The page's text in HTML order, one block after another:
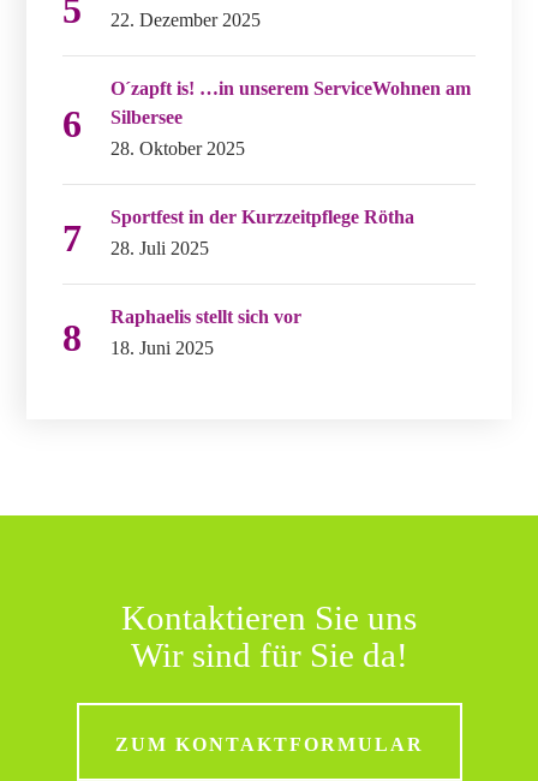
22. Dezember 2025
O´zapft is! …in unserem ServiceWohnen am
Silbersee
28. Oktober 2025
Sportfest in der Kurzzeitpflege Rötha
28. Juli 2025
Raphaelis stellt sich vor
18. Juni 2025
Kontaktieren Sie uns
Wir sind für Sie da!
ZUM KONTAKTFORMULAR